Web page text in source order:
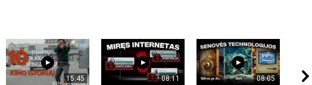
15:45 08:11 08:05